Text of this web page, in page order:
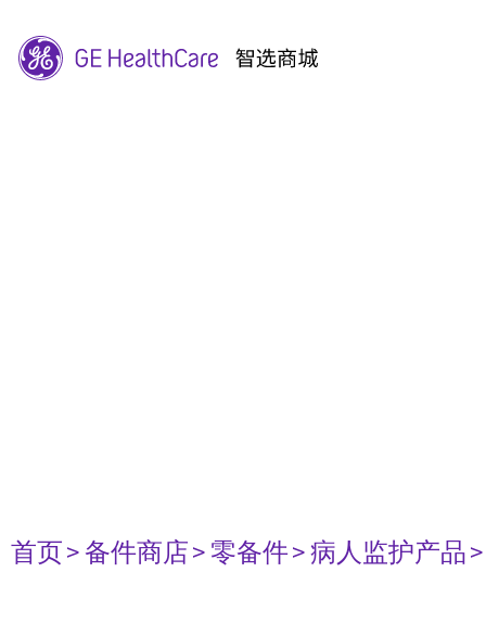
首页> 备件商店> 零备件> 病人监护产品